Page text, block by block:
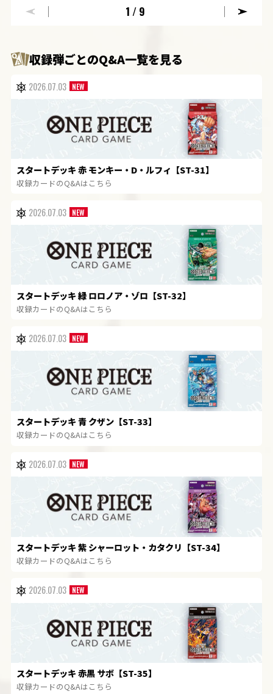
1 /9
収録弾ごとのQ&A一覧を見る
2026.07.03
スタートデッキ 赤 モンキー・D・ルフィ【ST-31】
収録カードのQ&Aはこちら
2026.07.03
スタートデッキ 緑 ロロノア・ゾロ【ST-32】
収録カードのQ&Aはこちら
2026.07.03
スタートデッキ 青 クザン【ST-33】
収録カードのQ&Aはこちら
2026.07.03
スタートデッキ 紫 シャーロット・カタクリ【ST-34】
収録カードのQ&Aはこちら
2026.07.03
スタートデッキ 赤黒 サボ【ST-35】
収録カードのQ&Aはこちら